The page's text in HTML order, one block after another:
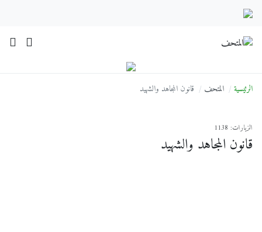
الرئيسية المتحف قانون المجاهد والشهيد
الزيارات: 1138
قانون المجاهد والشهيد